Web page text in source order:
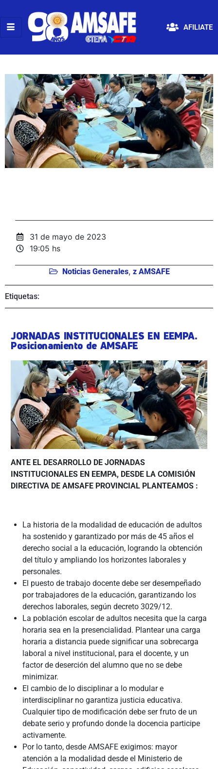
AFILIATE
31 de mayo de 2023
19:05 hs
Noticias Generales, z AMSAFE
Etiquetas:
JORNADAS INSTITUCIONALES EN EEMPA.
Posicionamiento de AMSAFE
ANTE EL DESARROLLO DE JORNADAS
INSTITUCIONALES EN EEMPA, DESDE LA COMISIÓN
DIRECTIVA DE AMSAFE PROVINCIAL PLANTEAMOS :
La historia de la modalidad de educación de adultos
ha sostenido y garantizado por más de 45 años el
derecho social a la educación, logrando la obtención
del título y ampliando los horizontes laborales y
personales.
El puesto de trabajo docente debe ser desempeñado
por trabajadores de la educación, garantizando los
derechos laborales, según decreto 3029/12.
La población escolar de adultos necesita que la carga
horaria sea en la presencialidad. Plantear una carga
horaria a distancia puede significar una sobrecarga
laboral a nivel institucional, para el docente, y un
factor de deserción del alumno que no se debe
minimizar.
El cambio de lo disciplinar a lo modular e
interdisciplinar no garantiza justicia educativa.
Cualquier tipo de modificación debe ser fruto de un
debate serio y profundo donde la docencia participe
activamente.
Por lo tanto, desde AMSAFE exigimos: mayor
atención a la modalidad desde el Ministerio de